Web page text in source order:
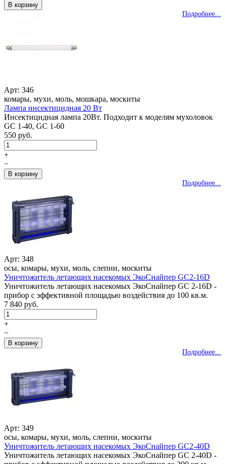
Подробнее...
Арт: 346
комары, мухи, моль, мошкара, москиты
Лампа инсектицидная 20 Вт
Инсектицидная лампа 20Вт. Подходит к моделям мухоловок
GC 1-40, GC 1-60
550 руб.
+
−
Подробнее...
Арт: 348
осы, комары, мухи, моль, слепни, москиты
Уничтожитель летающих насекомых ЭкоСнайпер GC2-16D
Уничтожитель летающих насекомых ЭкоСнайпер GC 2-16D -
прибор с эффективной площадью воздействия до 100 кв.м.
7 840 руб.
+
−
Подробнее...
Арт: 349
осы, комары, мухи, моль, слепни, москиты
Уничтожитель летающих насекомых ЭкоСнайпер GC2-40D
Уничтожитель летающих насекомых ЭкоСнайпер GC 2-40D -